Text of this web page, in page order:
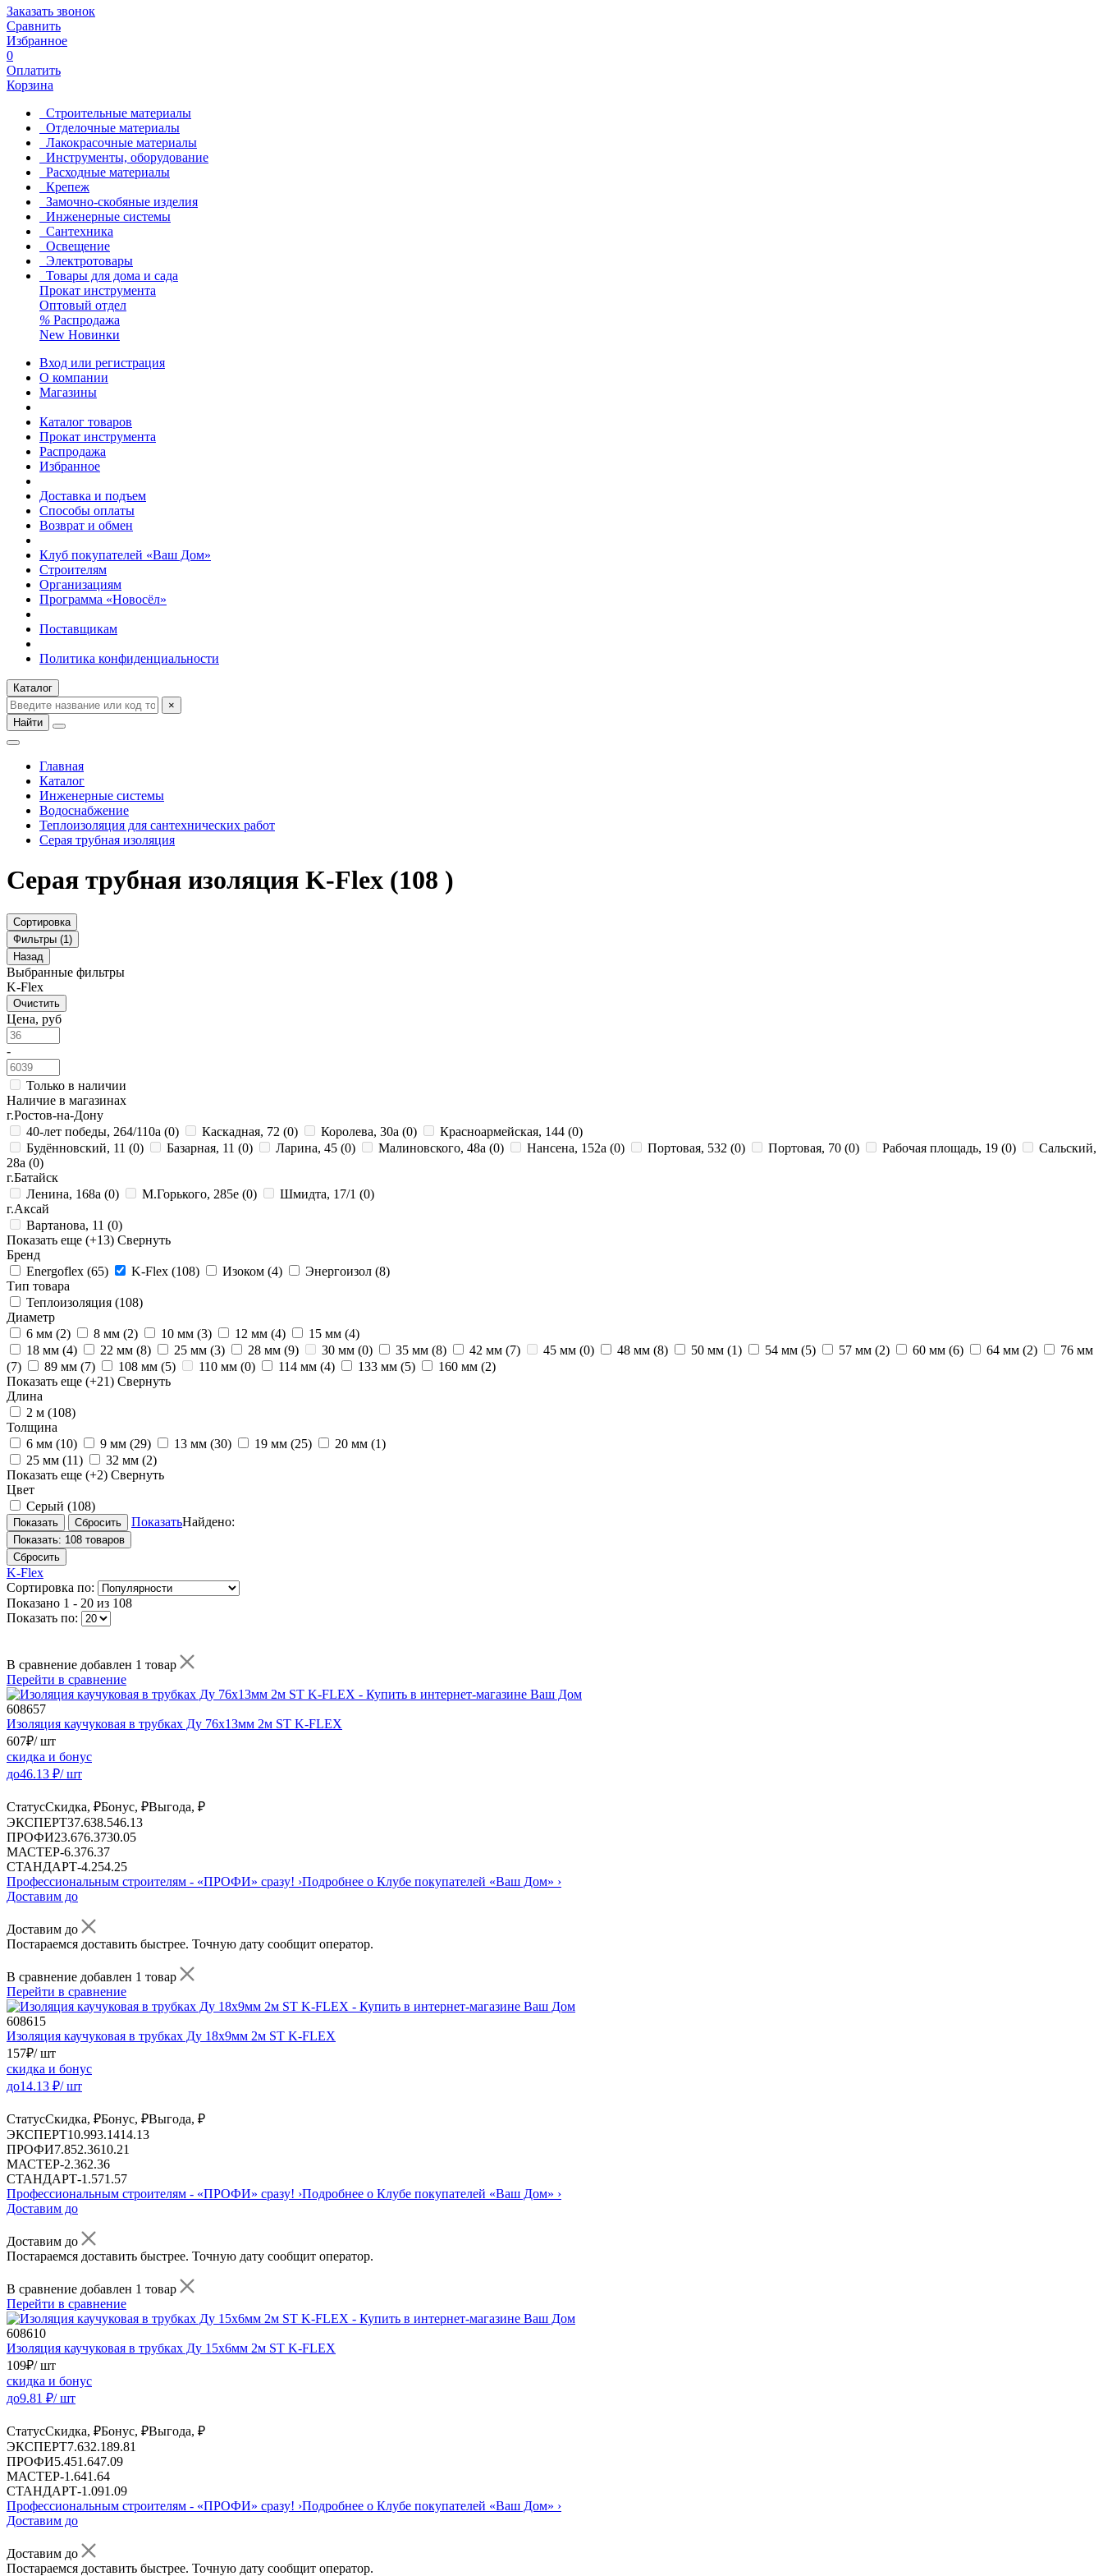
Заказать звонок
Сравнить
Избранное
0
Оплатить
Корзина
Строительные материалы
Отделочные материалы
Лакокрасочные материалы
Инструменты, оборудование
Расходные материалы
Крепеж
Замочно-скобяные изделия
Инженерные системы
Сантехника
Освещение
Электротовары
Товары для дома и сада
Прокат инструмента
Оптовый отдел
% Распродажа
New Новинки
Вход или регистрация
О компании
Магазины
Каталог товаров
Прокат инструмента
Распродажа
Избранное
Доставка и подъем
Способы оплаты
Возврат и обмен
Клуб покупателей «Ваш Дом»
Строителям
Организациям
Программа «Новосёл»
Поставщикам
Политика конфиденциальности
Каталог
×
Найти
Главная
Каталог
Инженерные системы
Водоснабжение
Теплоизоляция для сантехнических работ
Серая трубная изоляция
Серая трубная изоляция K-Flex (108 )
Сортировка
Фильтры (1)
Назад
Выбранные фильтры
K-Flex
Очистить
Цена, руб
-
Только в наличии
Наличие в магазинах
г.Ростов-на-Дону
40-лет победы, 264/110а (0) Каскадная, 72 (0) Королева, 30а (0) Красноармейская, 144 (0)
Будённовский, 11 (0) Базарная, 11 (0) Ларина, 45 (0) Малиновского, 48а (0) Нансена, 152а (0) Портовая, 532 (0) Портовая, 70 (0) Рабочая площадь, 19 (0)
Сальский,
28a (0)
г.Батайск
Ленина, 168а (0) М.Горького, 285е (0) Шмидта, 17/1 (0)
г.Аксай
Вартанова, 11 (0)
Показать еще (+13) Свернуть
Бренд
Energoflex (65) K-Flex (108) Изоком (4) Энергоизол (8)
Тип товара
Теплоизоляция (108)
Диаметр
6 мм (2) 8 мм (2) 10 мм (3) 12 мм (4) 15 мм (4)
18 мм (4) 22 мм (8) 25 мм (3) 28 мм (9) 30 мм (0) 35 мм (8) 42 мм (7) 45 мм (0) 48 мм (8) 50 мм (1) 54 мм (5) 57 мм (2) 60 мм (6) 64 мм (2)
76 мм
(7)
89 мм (7) 108 мм (5) 110 мм (0) 114 мм (4) 133 мм (5) 160 мм (2)
Показать еще (+21) Свернуть
Длина
2 м (108)
Толщина
6 мм (10) 9 мм (29) 13 мм (30) 19 мм (25) 20 мм (1)
25 мм (11) 32 мм (2)
Показать еще (+2) Свернуть
Цвет
Серый (108)
ПоказатьНайдено:
Показать: 108 товаров
Сбросить
K-Flex
Сортировка по:
Показано 1 - 20 из 108
Показать по:
В сравнение добавлен 1 товар
Перейти в сравнение
608657
Изоляция каучуковая в трубках Ду 76х13мм 2м ST K-FLEX
607₽/ шт
скидка и бонус
до46.13 ₽/ шт
СтатусСкидка, ₽Бонус, ₽Выгода, ₽
ЭКСПЕРТ37.638.546.13
ПРОФИ23.676.3730.05
МАСТЕР-6.376.37
СТАНДАРТ-4.254.25
Профессиональным строителям - «ПРОФИ» сразу! ›Подробнее о Клубе покупателей «Ваш Дом» ›
Доставим до
Доставим до
Постараемся доставить быстрее. Точную дату сообщит оператор.
В сравнение добавлен 1 товар
Перейти в сравнение
608615
Изоляция каучуковая в трубках Ду 18х9мм 2м ST K-FLEX
157₽/ шт
скидка и бонус
до14.13 ₽/ шт
СтатусСкидка, ₽Бонус, ₽Выгода, ₽
ЭКСПЕРТ10.993.1414.13
ПРОФИ7.852.3610.21
МАСТЕР-2.362.36
СТАНДАРТ-1.571.57
Профессиональным строителям - «ПРОФИ» сразу! ›Подробнее о Клубе покупателей «Ваш Дом» ›
Доставим до
Доставим до
Постараемся доставить быстрее. Точную дату сообщит оператор.
В сравнение добавлен 1 товар
Перейти в сравнение
608610
Изоляция каучуковая в трубках Ду 15х6мм 2м ST K-FLEX
109₽/ шт
скидка и бонус
до9.81 ₽/ шт
СтатусСкидка, ₽Бонус, ₽Выгода, ₽
ЭКСПЕРТ7.632.189.81
ПРОФИ5.451.647.09
МАСТЕР-1.641.64
СТАНДАРТ-1.091.09
Профессиональным строителям - «ПРОФИ» сразу! ›Подробнее о Клубе покупателей «Ваш Дом» ›
Доставим до
Доставим до
Постараемся доставить быстрее. Точную дату сообщит оператор.